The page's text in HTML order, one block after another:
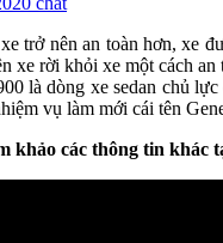
trở nên an toàn hơn, xe
xe rời khỏi xe một cách
là dòng xe sedan chủ
vụ làm mới cái tên
khảo các thông tin khác